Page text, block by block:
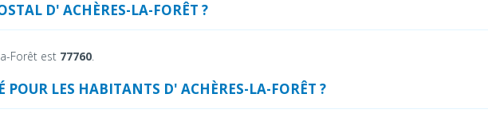
D' ACHÈRES-LA-FORÊT ?
Forêt est 77760.
POUR LES HABITANTS D' ACHÈRES-LA-FORÊT ?